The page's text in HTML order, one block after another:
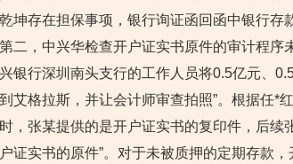
坤存在担保事项，银行询证函回函中银行存
二，中兴华检查开户证实书原件的审计程序
银行深圳南头支行的工作人员将0.5亿元、
艾格拉斯，并让会计师审查拍照”。根据任*
，张某提供的是开户证实书的复印件，后
证实书的原件”。对于未被质押的定期存款